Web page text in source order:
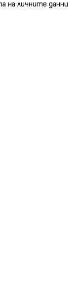
на личните данни